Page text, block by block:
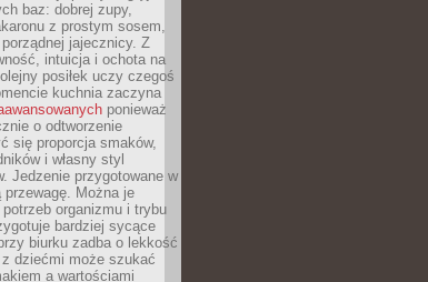
baz: dobrej zupy,
z prostym sosem,
jajecznicy. Z
intuicja i ochota na
posiłek uczy czegoś
kuchnia zaczyna
ponieważ
o odtworzenie
się proporcja smaków,
i własny styl
Jedzenie przygotowane w
Można je
organizmu i trybu
bardziej sycące
biurku zadba o lekkość
dziećmi może szukać
a wartościami